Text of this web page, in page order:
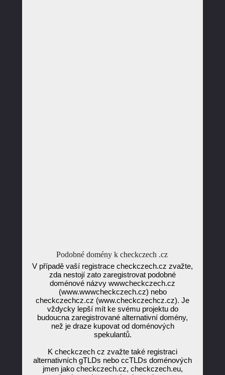
Podobné domény k checkczech .cz
V případě vaší registrace checkczech.cz zvažte,
zda nestojí zato zaregistrovat podobné
doménové názvy wwwcheckczech.cz
(www.wwwcheckczech.cz) nebo
checkczechcz.cz (www.checkczechcz.cz). Je
vždycky lepší mít ke svému projektu do
budoucna zaregistrované alternativní domény,
než je draze kupovat od doménových
spekulantů.
K checkczech cz zvažte také registraci
alternativních gTLDs nebo ccTLDs doménových
jmen jako checkczech.cz, checkczech.eu,